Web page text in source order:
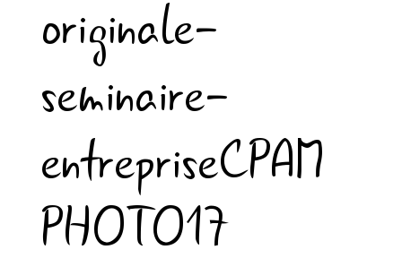
originale-
seminaire-
entrepriseCPAM
PHOTO17